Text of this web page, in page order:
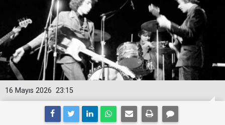
23:15
16 Mayıs 2026